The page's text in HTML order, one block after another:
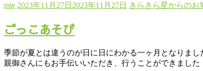
mie 2023年11月27日 2023年11月27日 きらきら星からのお
ごっこあそび
季節が夏とは違うのが日に日にわかる一ヶ月となりま
親御さんにもお手伝いいただき、行うことができました